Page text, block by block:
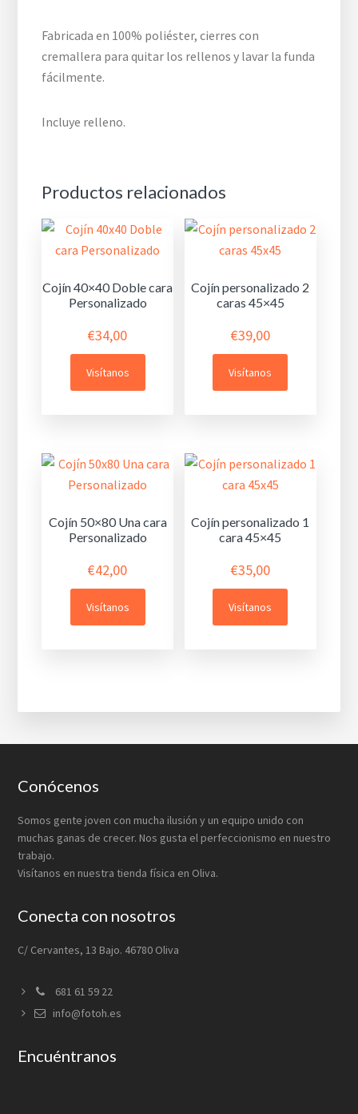
Fabricada en 100% poliéster, cierres con
cremallera para quitar los rellenos y lavar la funda
fácilmente.
Incluye relleno.
Productos relacionados
Cojín 40×40 Doble cara
Personalizado
€34,00
Visítanos
Cojín personalizado 2
caras 45×45
€39,00
Visítanos
Cojín 50×80 Una cara
Personalizado
€42,00
Visítanos
Cojín personalizado 1
cara 45×45
€35,00
Visítanos
Footer
Conócenos
Somos gente joven con mucha ilusión y un equipo unido con
muchas ganas de crecer. Nos gusta el perfeccionismo en nuestro
trabajo.
Visítanos en nuestra tienda física en Oliva.
Conecta con nosotros
C/ Cervantes, 13 Bajo. 46780 Oliva
681 61 59 22
info@fotoh.es
Encuéntranos